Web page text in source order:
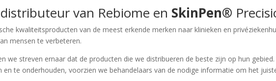
van Rebiome en SkinPen®
kwaliteitsproducten van de meest erkende merken naar klinieken en
mensen te verbeteren.
we streven ernaar dat de producten die we distribueren de beste zijn op hun
te onderhouden, voorzien we behandelaars van de nodige informatie om het